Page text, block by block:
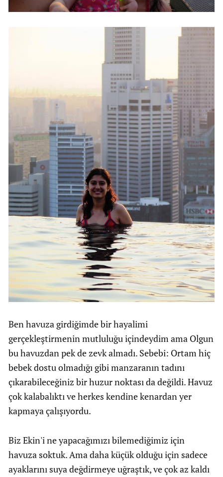
Ben havuza girdiğimde bir hayalimi
gerçekleştirmenin mutluluğu içindeydim ama Olgun
bu havuzdan pek de zevk almadı. Sebebi: Ortam hiç
bebek dostu olmadığı gibi manzaranın tadını
çıkarabileceğiniz bir huzur noktası da değildi. Havuz
çok kalabalıktı ve herkes kendine kenardan yer
kapmaya çalışıyordu.
Biz Ekin'i ne yapacağımızı bilemediğimiz için
havuza soktuk. Ama daha küçük olduğu için sadece
ayaklarını suya değdirmeye uğraştık, ve çok az kaldı